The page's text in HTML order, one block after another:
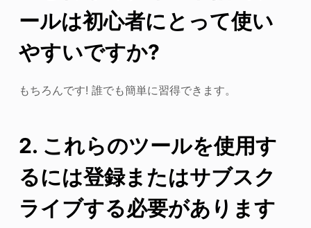
ールは初心者にとって使い
やすいですか?
もちろんです! 誰でも簡単に習得できます。
2. これらのツールを使用す
るには登録またはサブスク
ライブする必要があります